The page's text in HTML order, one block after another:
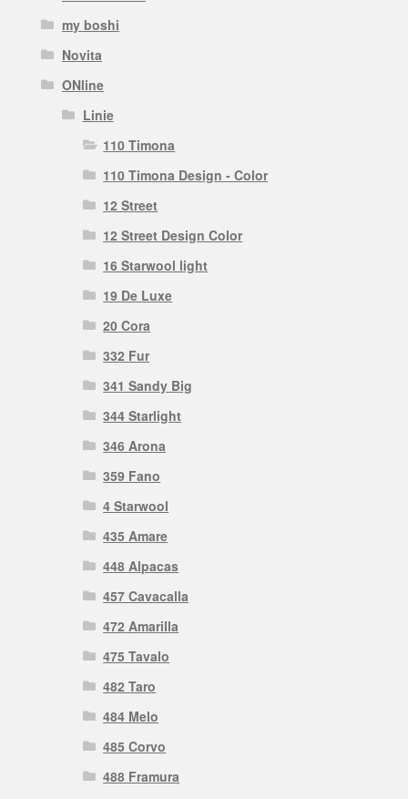
my boshi
Novita
ONline
Linie
110 Timona
110 Timona Design - Color
12 Street
12 Street Design Color
16 Starwool light
19 De Luxe
20 Cora
332 Fur
341 Sandy Big
344 Starlight
346 Arona
359 Fano
4 Starwool
435 Amare
448 Alpacas
457 Cavacalla
472 Amarilla
475 Tavalo
482 Taro
484 Melo
485 Corvo
488 Framura